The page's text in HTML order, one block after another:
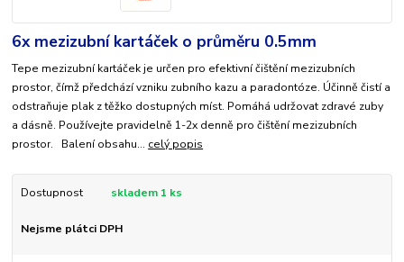
6x mezizubní kartáček o průměru 0.5mm
Tepe mezizubní kartáček je určen pro efektivní čištění mezizubních
prostor, čímž předchází vzniku zubního kazu a paradontóze. Účinně čistí a
odstraňuje plak z těžko dostupných míst. Pomáhá udržovat zdravé zuby
a dásně. Používejte pravidelně 1-2x denně pro čištění mezizubních
prostor. Balení obsahu... celý popis
Dostupnost skladem 1 ks
Nejsme plátci DPH